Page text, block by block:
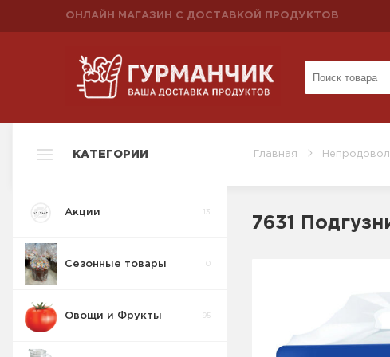
ОНЛАЙН МАГАЗИН С ДОСТАВКОЙ ПРОДУКТОВ
Главная
КАТЕГОРИИ
Акции 13
Сезонные товары
Овощи и Фрукты 95
7631